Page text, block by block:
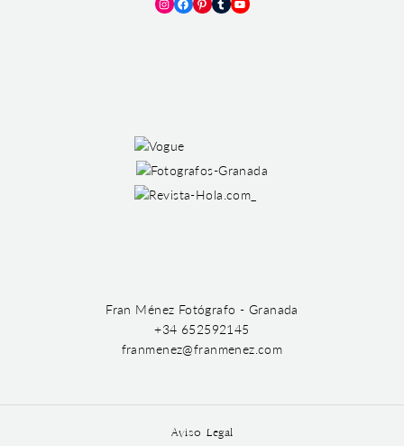
Instagram
Facebook
Pinterest
TumblrYouTube
Fran Ménez Fotógrafo - Granada
+34 652592145
franmenez@franmenez.com
Aviso Legal